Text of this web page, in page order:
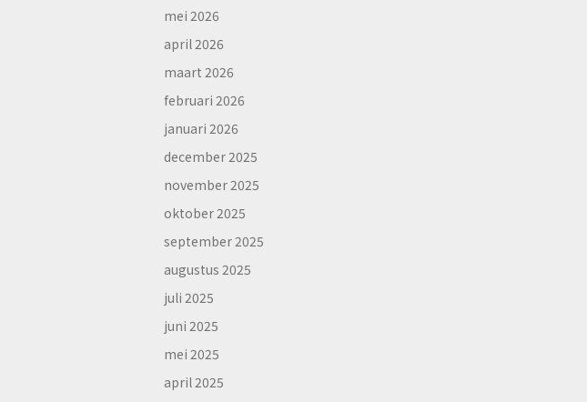
mei 2026
april 2026
maart 2026
februari 2026
januari 2026
december 2025
november 2025
oktober 2025
september 2025
augustus 2025
juli 2025
juni 2025
mei 2025
april 2025